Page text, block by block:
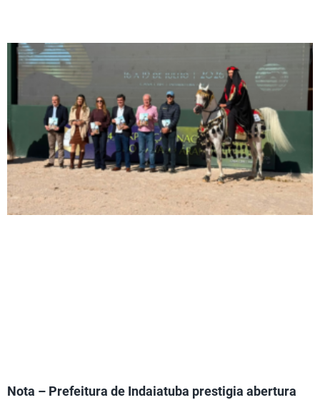
Nota – Prefeitura de Indaiatuba prestigia abertura